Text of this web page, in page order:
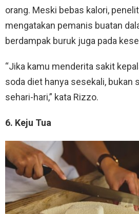
orang. Meski bebas kalori,
mengatakan pemanis buatan
berdampak buruk juga pada
“Jika kamu menderita sakit
soda diet hanya sesekali, bukan
sehari-hari,” kata Rizzo.
6. Keju Tua